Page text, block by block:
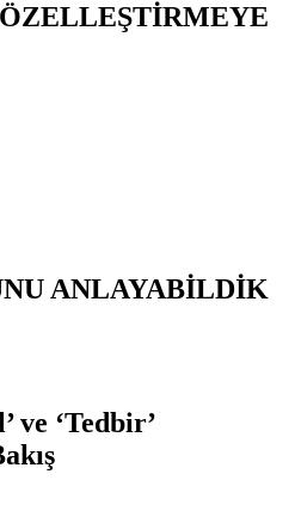
ANLAYABİLDİK
ve ‘Tedbir’